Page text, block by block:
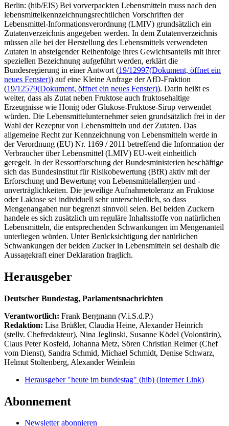
Berlin: (hib/EIS) Bei vorverpackten Lebensmitteln muss nach den
lebensmittelkennzeichnungsrechtlichen Vorschriften der
Lebensmittel-Informationsverordnung (LMIV) grundsätzlich ein
Zutatenverzeichnis angegeben werden. In dem Zutatenverzeichnis
müssen alle bei der Herstellung des Lebensmittels verwendeten
Zutaten in absteigender Reihenfolge ihres Gewichtsanteils mit ihrer
speziellen Bezeichnung aufgeführt werden, erklärt die
Bundesregierung in einer Antwort (19/12997(Dokument, öffnet ein
neues Fenster)) auf eine Kleine Anfrage der AfD-Fraktion
(19/12579(Dokument, öffnet ein neues Fenster)). Darin heißt es
weiter, dass als Zutat neben Fruktose auch fruktosehaltige
Erzeugnisse wie Honig oder Glukose-Fruktose-Sirup verwendet
würden. Die Lebensmittelunternehmer seien grundsätzlich frei in der
Wahl der Rezeptur von Lebensmitteln und der Zutaten. Das
allgemeine Recht zur Kennzeichnung von Lebensmitteln werde in
der Verordnung (EU) Nr. 1169 / 2011 betreffend die Information der
Verbraucher über Lebensmittel (LMIV) EU-weit einheitlich
geregelt. In der Ressortforschung der Bundesministerien beschäftige
sich das Bundesinstitut für Risikobewertung (BfR) aktiv mit der
Erforschung und Bewertung von Lebensmittelallergien und -
unverträglichkeiten. Die jeweilige Aufnahmetoleranz an Fruktose
oder Laktose sei individuell sehr unterschiedlich, so dass
Mengenangaben nur begrenzt sinnvoll seien. Bei beiden Zuckern
handele es sich zusätzlich um reguläre Inhaltsstoffe von natürlichen
Lebensmitteln, die entsprechenden Schwankungen im Mengenanteil
unterliegen würden. Unter Berücksichtigung der natürlichen
Schwankungen der beiden Zucker in Lebensmitteln sei deshalb die
Aussagekraft einer Deklaration fraglich.
Herausgeber
Deutscher Bundestag, Parlamentsnachrichten
Verantwortlich: Frank Bergmann (V.i.S.d.P.)
Redaktion: Lisa Brüßler, Claudia Heine, Alexander Heinrich
(stellv. Chefredakteur), Nina Jeglinski, Susanne Ködel (Volontärin),
Claus Peter Kosfeld, Johanna Metz, Sören Christian Reimer (Chef
vom Dienst), Sandra Schmid, Michael Schmidt, Denise Schwarz,
Helmut Stoltenberg, Alexander Weinlein
Herausgeber "heute im bundestag" (hib) (Interner Link)
Abonnement
Newsletter abonnieren